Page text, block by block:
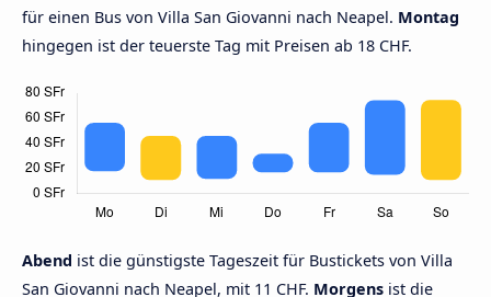
für einen Bus von Villa San Giovanni nach Neapel. Montag
hingegen ist der teuerste Tag mit Preisen ab 18 CHF.
Abend ist die günstigste Tageszeit für Bustickets von Villa
San Giovanni nach Neapel, mit 11 CHF. Morgens ist die